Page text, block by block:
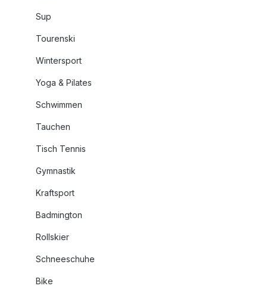
Sup
Tourenski
Wintersport
Yoga & Pilates
Schwimmen
Tauchen
Tisch Tennis
Gymnastik
Kraftsport
Badmington
Rollskier
Schneeschuhe
Bike